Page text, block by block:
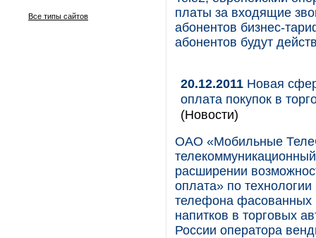
Все типы сайтов
платы за входящие
абонентов бизнес-
абонентов будут
20.12.2011 Новая
оплата покупок в
(Новости)
ОАО «Мобильные
расширении
оплата» по
телефона фасованных
напитков в торговых
России оператора